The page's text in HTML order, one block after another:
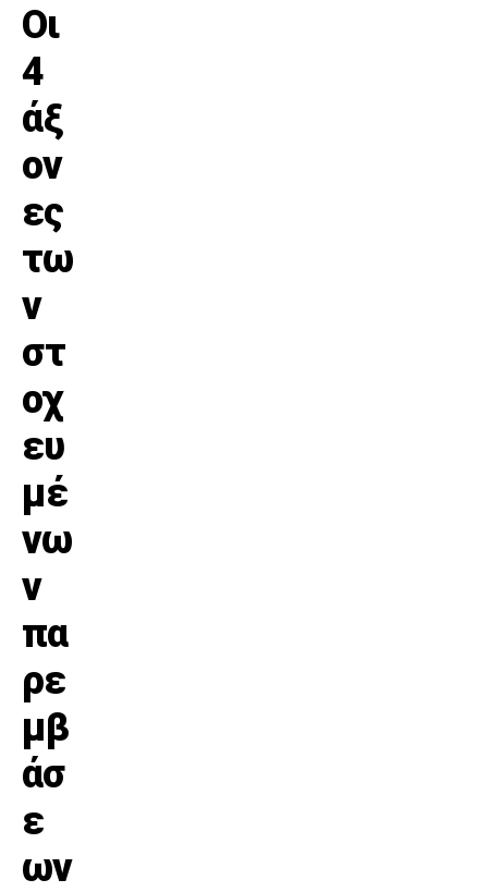
Οι
4
άξ
ον
ες
τω
ν
στ
οχ
ευ
μέ
νω
ν
πα
ρε
μβ
άσ
ε
ων